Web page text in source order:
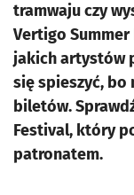
tramwaju czy
Vertigo Summer
jakich artystów
się spieszyć, bo
biletów.
Festival, który
patronatem.